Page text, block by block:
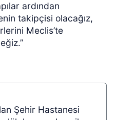
ardından
takipçisi olacağız,
Meclis’te
Şehir Hastanesi